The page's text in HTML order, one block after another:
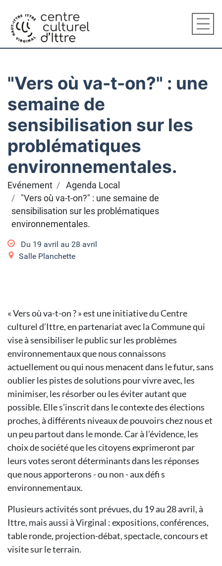
"Vers où va-t-on?" : une
semaine de
sensibilisation sur les
problématiques
environnementales.
Evénement
Agenda Local
"Vers où va-t-on?" : une semaine de
sensibilisation sur les problématiques
environnementales.
Du 19 avril au 28 avril
Salle Planchette
« Vers où va-t-on ? » est une initiative du Centre
culturel d’Ittre, en partenariat avec la Commune qui
vise à sensibiliser le public sur les problèmes
environnementaux que nous connaissons
actuellement ou qui nous menacent dans le futur, sans
oublier les pistes de solutions pour vivre avec, les
minimiser, les résorber ou les éviter autant que
possible. Elle s’inscrit dans le contexte des élections
proches, à différents niveaux de pouvoirs chez nous et
un peu partout dans le monde. Car à l’évidence, les
choix de société que les citoyens exprimeront par
leurs votes seront déterminants dans les réponses
que nous apporterons - ou non - aux défi s
environnementaux.
Plusieurs activités sont prévues, du 19 au 28 avril, à
Ittre, mais aussi à Virginal : expositions, conférences,
table ronde, projection-débat, spectacle, concours et
visite sur le terrain.